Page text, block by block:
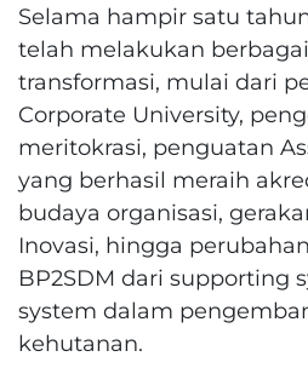
Selama hampir satu
telah melakukan
transformasi, mulai dari
Corporate University,
meritokrasi, penguatan
yang berhasil meraih
budaya organisasi,
Inovasi, hingga
BP2SDM dari supporting
system dalam
kehutanan.